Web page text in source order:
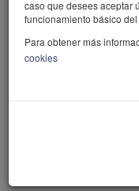
caso que desees aceptar
funcionamiento básico
Para obtener más
cookies